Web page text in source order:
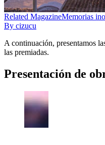
Related MagazineMemorias
By cizucu
A continuación, presentamos
las premiadas.
Presentación de